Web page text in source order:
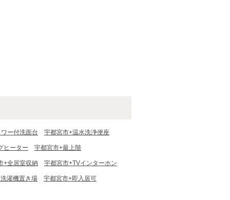
ー付洗面台 宇都宮市+温水洗浄便座
ヒーター 宇都宮市+最上階
+全居室収納 宇都宮市+TVインターホン
濯機置き場 宇都宮市+即入居可